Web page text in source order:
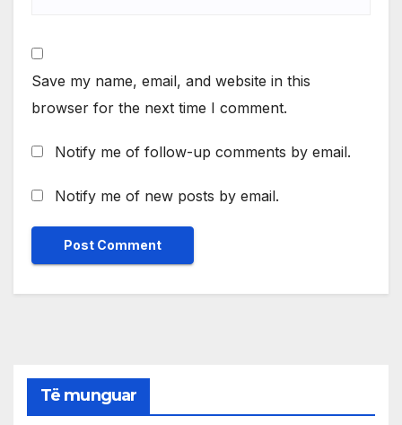
Save my name, email, and website in this
browser for the next time I comment.
Notify me of follow-up comments by email.
Notify me of new posts by email.
Të munguar